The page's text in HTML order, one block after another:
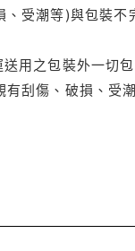
受潮等)與包裝不
用之包裝外一切
刮傷、破損、受